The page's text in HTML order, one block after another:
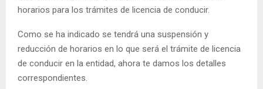
horarios para los trámites de licencia de conducir.
Como se ha indicado se tendrá una suspensión y
reducción de horarios en lo que será el trámite de licencia
de conducir en la entidad, ahora te damos los detalles
correspondientes.